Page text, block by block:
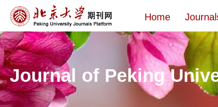
Home
Journal of Peking